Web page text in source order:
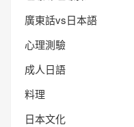
廣東話vs日本語
心理測驗
成人日語
料理
日本文化